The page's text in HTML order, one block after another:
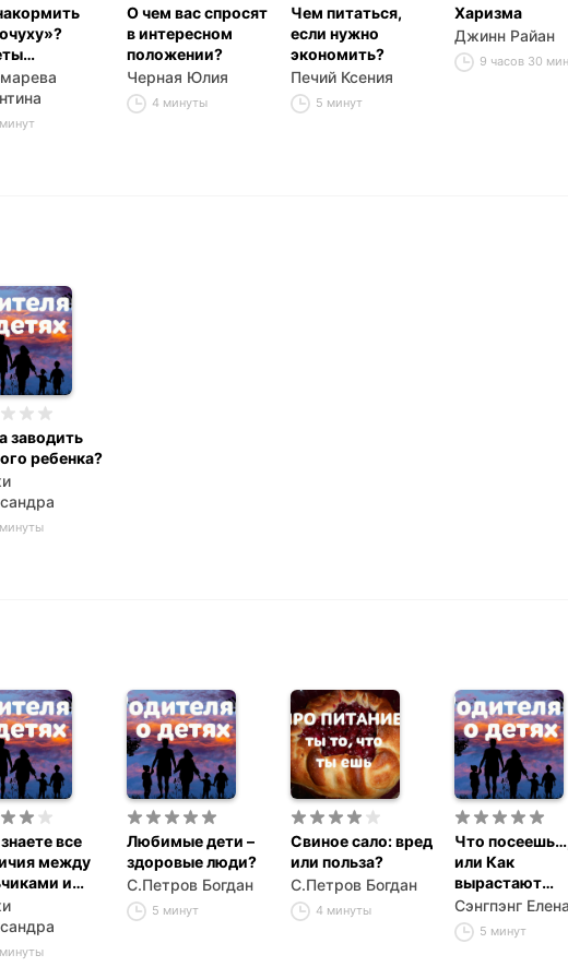
О чем вас спросят
в интересном
положении?
Черная Юлия
4 минуты
Чем питаться,
если нужно
экономить?
Печий Ксения
5 минут
Харизма
Джинн Райан
9 часов 30
заводить
ребенка?
все
между
и
Любимые дети –
здоровые люди?
С.Петров Богдан
5 минут
Свиное сало: вред
или польза?
С.Петров Богдан
4 минуты
Что
или Как
вырастают
лентяи?
Сэнгпэнг Елена
5 минут